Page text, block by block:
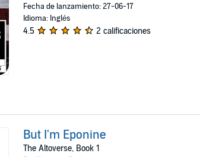
Fecha de lanzamiento: 27-06-17
Idioma: Inglés
4.5 2 calificaciones
But I'm Eponine
The Altoverse, Book 1